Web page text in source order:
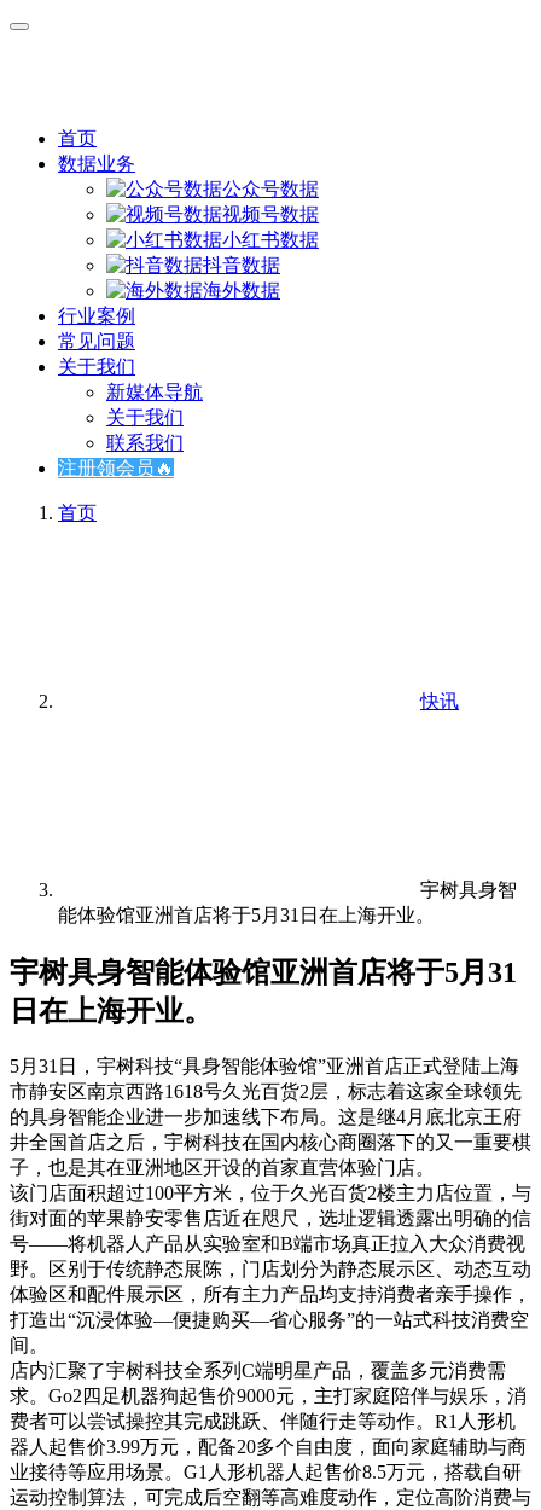
首页
数据业务
公众号数据
视频号数据
小红书数据
抖音数据
海外数据
行业案例
常见问题
关于我们
新媒体导航
关于我们
联系我们
注册领会员🔥
首页
快讯
宇树具身智
能体验馆亚洲首店将于5月31日在上海开业。
宇树具身智能体验馆亚洲首店将于5月31
日在上海开业。
5月31日，宇树科技“具身智能体验馆”亚洲首店正式登陆上海
市静安区南京西路1618号久光百货2层，标志着这家全球领先
的具身智能企业进一步加速线下布局。这是继4月底北京王府
井全国首店之后，宇树科技在国内核心商圈落下的又一重要棋
子，也是其在亚洲地区开设的首家直营体验门店。
该门店面积超过100平方米，位于久光百货2楼主力店位置，与
街对面的苹果静安零售店近在咫尺，选址逻辑透露出明确的信
号——将机器人产品从实验室和B端市场真正拉入大众消费视
野。区别于传统静态展陈，门店划分为静态展示区、动态互动
体验区和配件展示区，所有主力产品均支持消费者亲手操作，
打造出“沉浸体验—便捷购买—省心服务”的一站式科技消费空
间。
店内汇聚了宇树科技全系列C端明星产品，覆盖多元消费需
求。Go2四足机器狗起售价9000元，主打家庭陪伴与娱乐，消
费者可以尝试操控其完成跳跃、伴随行走等动作。R1人形机
器人起售价3.99万元，配备20多个自由度，面向家庭辅助与商
业接待等应用场景。G1人形机器人起售价8.5万元，搭载自研
运动控制算法，可完成后空翻等高难度动作，定位高阶消费与